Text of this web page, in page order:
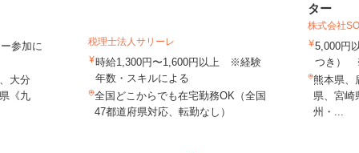
参加に
大分
《九
税理士法人サリーレ
時給1,300円〜1,600円以上 ※経験
年数・スキルによる
全国どこからでも在宅勤務OK（全国
47都道府県対応、転勤なし）
ター
株式会社
5,000円
つき）
熊本県、
県、宮崎
州・...